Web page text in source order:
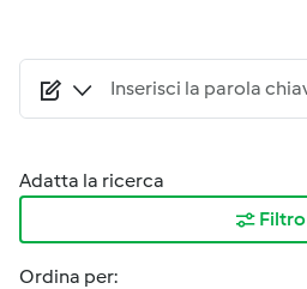
Adatta la ricerca
Filtro
Ordina per: